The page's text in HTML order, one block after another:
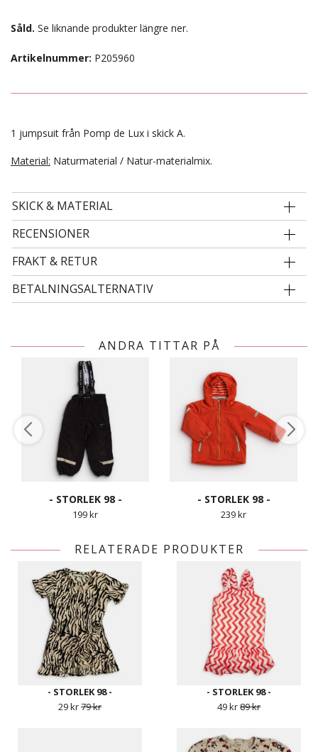
Såld. Se liknande produkter längre ner.
Artikelnummer: P205960
1 jumpsuit från Pomp de Lux i skick A.
Material: Naturmaterial / Natur-materialmix.
SKICK & MATERIAL
RECENSIONER
FRAKT & RETUR
BETALNINGSALTERNATIV
ANDRA TITTAR PÅ
- STORLEK 98 -
199 kr
- STORLEK 98 -
239 kr
RELATERADE PRODUKTER
- STORLEK 98 -
29 kr79 kr
- STORLEK 98 -
49 kr89 kr